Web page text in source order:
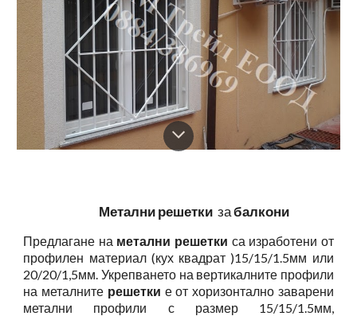
Метални решетки забалкони
Предлагане на метални решетки са изработени от
профилен материал (кух квадрат )15/15/1.5мм или
20/20/1,5мм. Укрепването на вертикалните профили
на металните решетки е от хоризонтално заварени
метални профили с размер 15/15/1.5мм,